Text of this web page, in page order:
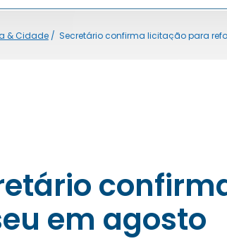
& Cidade/ Secretário confirma licitação para
em agosto